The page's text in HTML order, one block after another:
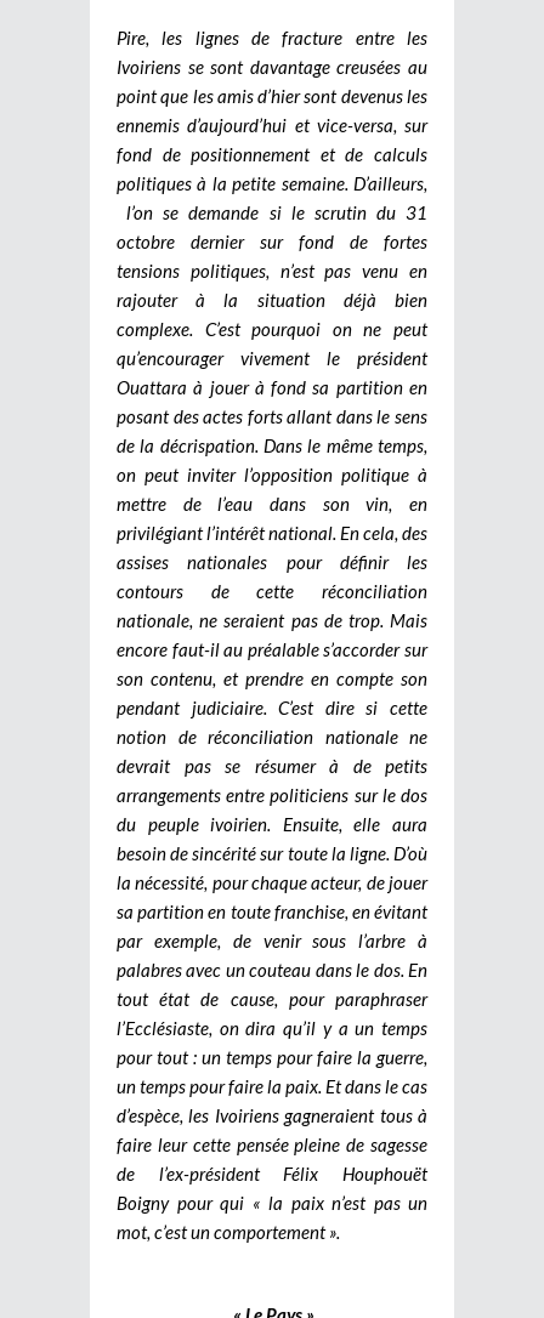
Pire, les lignes de fracture entre les
Ivoiriens se sont davantage creusées au
point que les amis d’hier sont devenus les
ennemis d’aujourd’hui et vice-versa, sur
fond de positionnement et de calculs
politiques à la petite semaine. D’ailleurs,
l’on se demande si le scrutin du 31
octobre dernier sur fond de fortes
tensions politiques, n’est pas venu en
rajouter à la situation déjà bien
complexe. C’est pourquoi on ne peut
qu’encourager vivement le président
Ouattara à jouer à fond sa partition en
posant des actes forts allant dans le sens
de la décrispation. Dans le même temps,
on peut inviter l’opposition politique à
mettre de l’eau dans son vin, en
privilégiant l’intérêt national. En cela, des
assises nationales pour définir les
contours de cette réconciliation
nationale, ne seraient pas de trop. Mais
encore faut-il au préalable s’accorder sur
son contenu, et prendre en compte son
pendant judiciaire. C’est dire si cette
notion de réconciliation nationale ne
devrait pas se résumer à de petits
arrangements entre politiciens sur le dos
du peuple ivoirien. Ensuite, elle aura
besoin de sincérité sur toute la ligne. D’où
la nécessité, pour chaque acteur, de jouer
sa partition en toute franchise, en évitant
par exemple, de venir sous l’arbre à
palabres avec un couteau dans le dos. En
tout état de cause, pour paraphraser
l’Ecclésiaste, on dira qu’il y a un temps
pour tout : un temps pour faire la guerre,
un temps pour faire la paix. Et dans le cas
d’espèce, les Ivoiriens gagneraient tous à
faire leur cette pensée pleine de sagesse
de l’ex-président Félix Houphouët
Boigny pour qui « la paix n’est pas un
mot, c’est un comportement ».